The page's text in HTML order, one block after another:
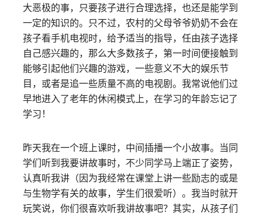
大恶极的事，只要孩子进行合理选择，也还是能学到
一定的知识的。只不过，农村的父母爷爷奶奶不会在
孩子看手机电视时，给予适当的指导，任由孩子选择
自己感兴趣的，那么大多数孩子，第一时间便接触到
能够引起他们兴趣的游戏，一些意义不大的娱乐节
目，或者是追一些质量不高的电视剧。我常说他们过
早地进入了老年的休闲模式上，在学习的年龄忘记了
学习！
昨天我在一个班上课时，中间插播一个小故事。当同
学们听到我要讲故事时，不少同学马上端正了姿势，
认真听我讲（因为我经常在课堂上讲一些励志的或是
与生物学有关的故事，学生们很爱听）。我当时就开
玩笑说，你们很喜欢听我讲故事吧？其实，从孩子们